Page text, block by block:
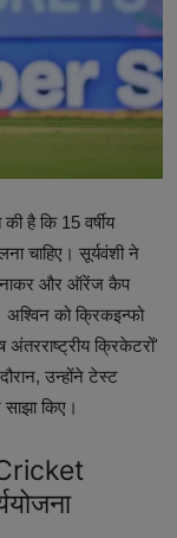
है कि 15 वर्षीय
चाहिए। सूर्यवंशी ने
और ऑरेंज कैप
अश्विन को क्रिकइन्फो
क्रिकेटरों'
उन्होंने टेस्ट
साझा किए।